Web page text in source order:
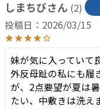
しまちび 2
投稿日 2026/03/15
妹が気に入っていて
外反母趾の私にも履
が、2点要望が夏は
たい、中敷きは洗え